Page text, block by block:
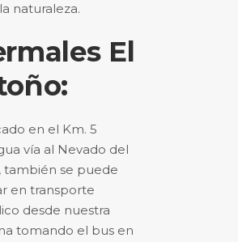
naturaleza.
El
en el Km. 5
vía al Nevado del
también se puede
en transporte
desde nuestra
tomando el bus en